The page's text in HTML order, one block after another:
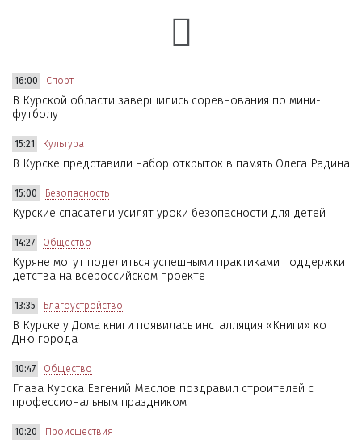
16:00 Спорт
В Курской области завершились соревнования по мини-
футболу
15:21 Культура
В Курске представили набор открыток в память Олега Радина
15:00 Безопасность
Курские спасатели усилят уроки безопасности для детей
14:27 Общество
Куряне могут поделиться успешными практиками поддержки
детства на всероссийском проекте
13:35 Благоустройство
В Курске у Дома книги появилась инсталляция «Книги» ко
Дню города
10:47 Общество
Глава Курска Евгений Маслов поздравил строителей с
профессиональным праздником
10:20 Происшествия